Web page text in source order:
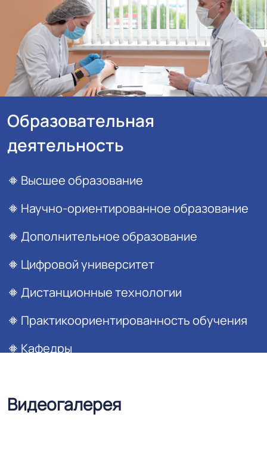
Образовательная
деятельность
Высшее образование
Научно-ориентированное образование
Дополнительное образование
Цифровой университет
Дистанционные технологии
Практикоориентированность обучения
Кафедры
Видеогалерея